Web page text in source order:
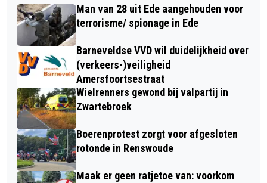
Man van 28 uit Ede aangehouden voor
terrorisme/ spionage in Ede
Barneveldse VVD wil duidelijkheid over
(verkeers-)veiligheid
Amersfoortsestraat
Wielrenners gewond bij valpartij in
Zwartebroek
Boerenprotest zorgt voor afgesloten
rotonde in Renswoude
Maak er geen ratjetoe van: voorkom